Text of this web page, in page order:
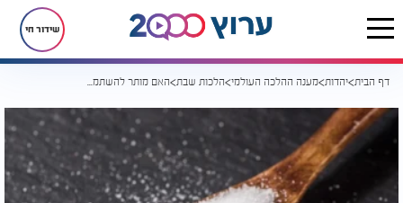
שידור חי
דף הבית יהדות מענה ההלכה העולמי הלכות שבת האם מותר להשתמש עם המלח של המוציא במהלך הסעודה?